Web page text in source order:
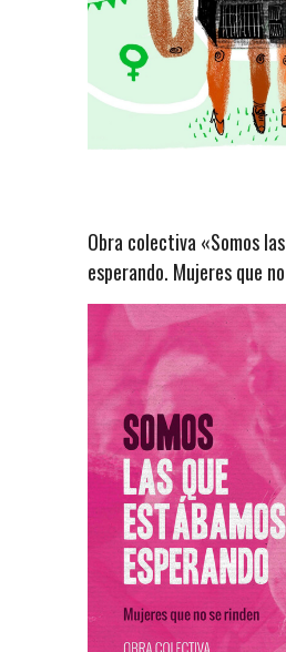
Obra colectiva «Somos
esperando. Mujeres que